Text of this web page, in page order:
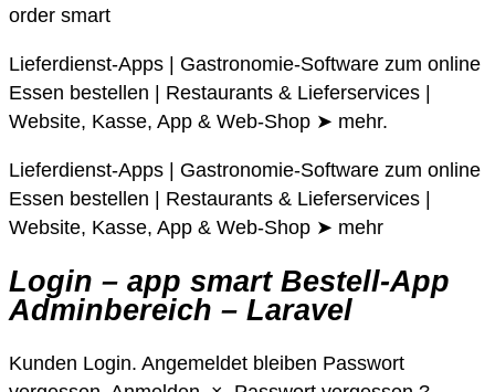
order smart
Lieferdienst-Apps | Gastronomie-Software zum online
Essen bestellen | Restaurants & Lieferservices |
Website, Kasse, App & Web-Shop ➤ mehr.
Lieferdienst-Apps | Gastronomie-Software zum online
Essen bestellen | Restaurants & Lieferservices |
Website, Kasse, App & Web-Shop ➤ mehr
Login – app smart Bestell-App
Adminbereich – Laravel
Kunden Login. Angemeldet bleiben Passwort